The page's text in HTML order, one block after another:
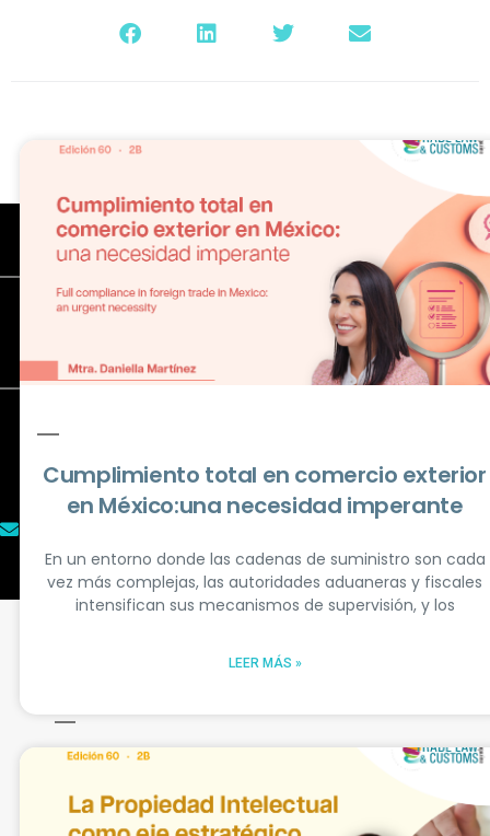
Cumplimiento total en comercio exterior
en México:una necesidad imperante
En un entorno donde las cadenas de suministro son cada
vez más complejas, las autoridades aduaneras y fiscales
intensifican sus mecanismos de supervisión, y los
LEER MÁS »
TLC Magazine México
El ADN del Comercio Exterior y
Aduanas
Mantente siempre informado
No te pierdas ninguna actualización.
Suscríbete y recibe en tu correo
nuestras nuevas ediciones, noticias,